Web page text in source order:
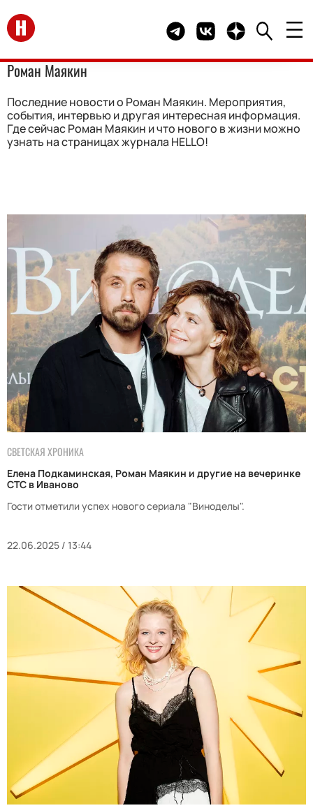
Перейти на главную Telegram канал HELLO
Группа HELLO
Канал HELLO в
Роман Маякин
Последние новости о Роман Маякин. Мероприятия,
события, интервью и другая интересная информация.
Где сейчас Роман Маякин и что нового в жизни можно
узнать на страницах журнала HELLO!
СВЕТСКАЯ ХРОНИКА
Елена Подкаминская, Роман Маякин и другие на вечеринке
СТС в Иваново
Гости отметили успех нового сериала "Виноделы".
22.06.2025 / 13:44